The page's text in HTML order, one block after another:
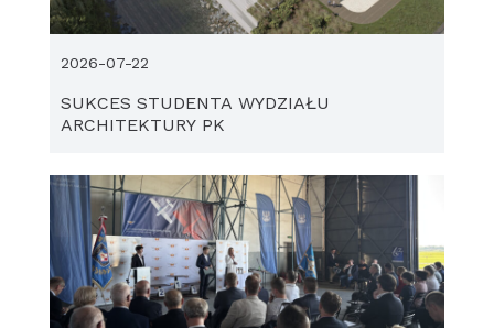
SUKCES STUDENTA WYDZIAŁU
ARCHITEKTURY PK
2026-07-22